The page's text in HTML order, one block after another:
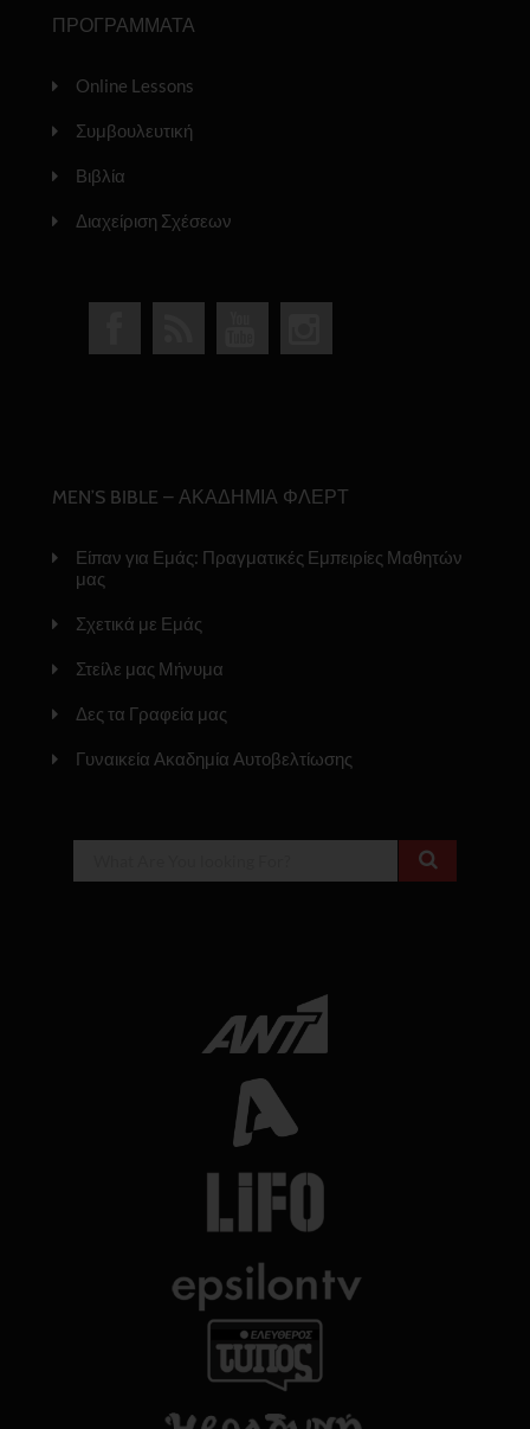
ΠΡΟΓΡΑΜΜΑΤΑ
Online Lessons
Συμβουλευτική
Βιβλία
Διαχείριση Σχέσεων
MEN’S BIBLE – ΑΚΑΔΗΜΙΑ ΦΛΕΡΤ
Είπαν για Εμάς: Πραγματικές Εμπειρίες Μαθητών
μας
Σχετικά με Εμάς
Στείλε μας Μήνυμα
Δες τα Γραφεία μας
Γυναικεία Ακαδημία Αυτοβελτίωσης